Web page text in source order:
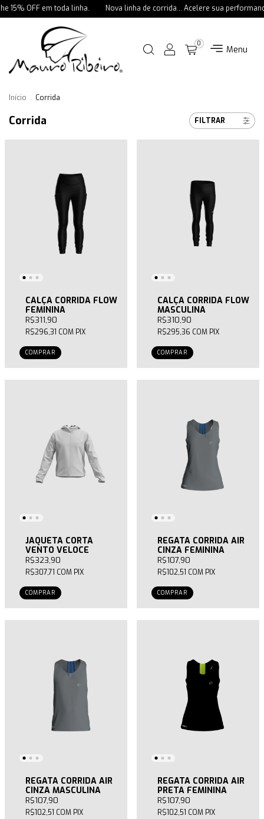
OFF em toda linha. Nova linha de corrida... Acelere sua
Menu
0
Início . Corrida
Corrida FILTRAR
CALÇA CORRIDA FLOW
FEMININA
R$311,90
R$296,31 COM PIX
COMPRAR
CALÇA CORRIDA FLOW
MASCULINA
R$310,90
R$295,36 COM PIX
COMPRAR
JAQUETA CORTA
VENTO VELOCE
R$323,90
R$307,71 COM PIX
COMPRAR
REGATA CORRIDA AIR
CINZA FEMININA
R$107,90
R$102,51 COM PIX
COMPRAR
REGATA CORRIDA AIR
CINZA MASCULINA
R$107,90
R$102,51 COM PIX
REGATA CORRIDA AIR
PRETA FEMININA
R$107,90
R$102,51 COM PIX